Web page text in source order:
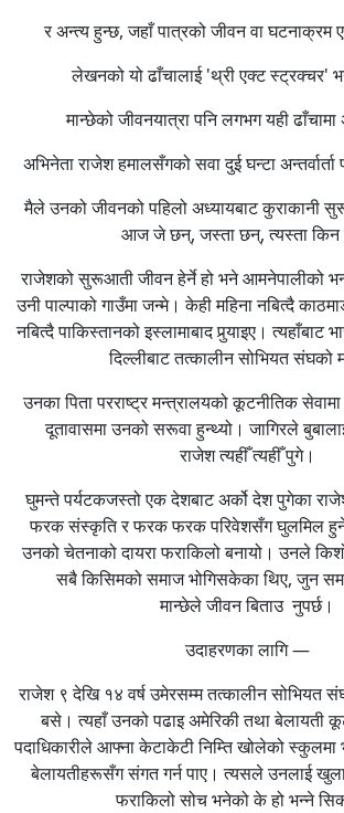
र अन्त्य हुन्छ, जहाँ पात्रको जीवन वा घटनाक्रम
लेखनको यो ढाँचालाई 'थ्री एक्ट स्ट्रक्चर'
मान्छेको जीवनयात्रा पनि लगभग यही
अभिनेता राजेश हमालसँगको सवा दुई घन्टा
मैले उनको जीवनको पहिलो अध्यायबाट कुराकानी
आज जे छन्, जस्ता छन्, त्यस्ता
राजेशको सुरूआती जीवन हेर्ने हो भने आमनेपालीको
उनी पाल्पाको गाउँमा जन्मे। केही महिना नबित्दै
नबित्दै पाकिस्तानको इस्लामाबाद पुर्‍याइए। त्यहाँबाट
दिल्लीबाट तत्कालीन सोभियत संघको
उनका पिता परराष्ट्र मन्त्रालयको कूटनीतिक
दूतावासमा उनको सरूवा हुन्थ्यो। जागिरले
राजेश त्यहीँ त्यहीँ पुगे।
घुमन्ते पर्यटकजस्तो एक देशबाट अर्को देश पुगेका
फरक संस्कृति र फरक फरक परिवेशसँग घुलमिल हुने
उनको चेतनाको दायरा फराकिलो बनायो। उनले
सबै किसिमको समाज भोगिसकेका थिए, जुन
मान्छेले जीवन बिताउ नुपर्छ।
उदाहरणका लागि —
राजेश ९ देखि १४ वर्ष उमेरसम्म तत्कालीन सोभियत
बसे। त्यहाँ उनको पढाइ अमेरिकी तथा बेलायती
पदाधिकारीले आफ्ना केटाकेटी निम्ति खोलेको
बेलायतीहरूसँग संगत गर्न पाए। त्यसले उनलाई
फराकिलो सोच भनेको के हो भन्ने